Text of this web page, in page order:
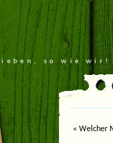
so wie wir!
« Welcher